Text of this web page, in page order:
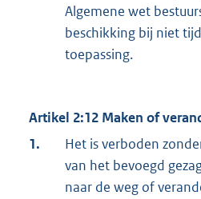
Algemene wet
beschikking bij niet
toepassing.
Artikel 2:12 Maken of
1.
Het is verboden
van het bevoegd
naar de weg of